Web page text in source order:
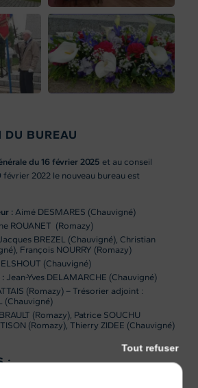
DU BUREAU
du 16 février 2025 et au conseil
février 2022 le nouveau bureau est
: Aimé DESMARES (Chauvigné)
ROUANET (Romazy)
BREZEL (Chauvigné), Christian
François NOURRY (Romazy)
(Chauvigné)
: Jean-Yves DELAMARCHE (Chauvigné)
(Romazy) – Trésorier adjoint :
(Chauvigné)
(Romazy), Patrice SOUCHU
(Romazy), Thierry ZIDEE (Chauvigné)
:
Tout refuser